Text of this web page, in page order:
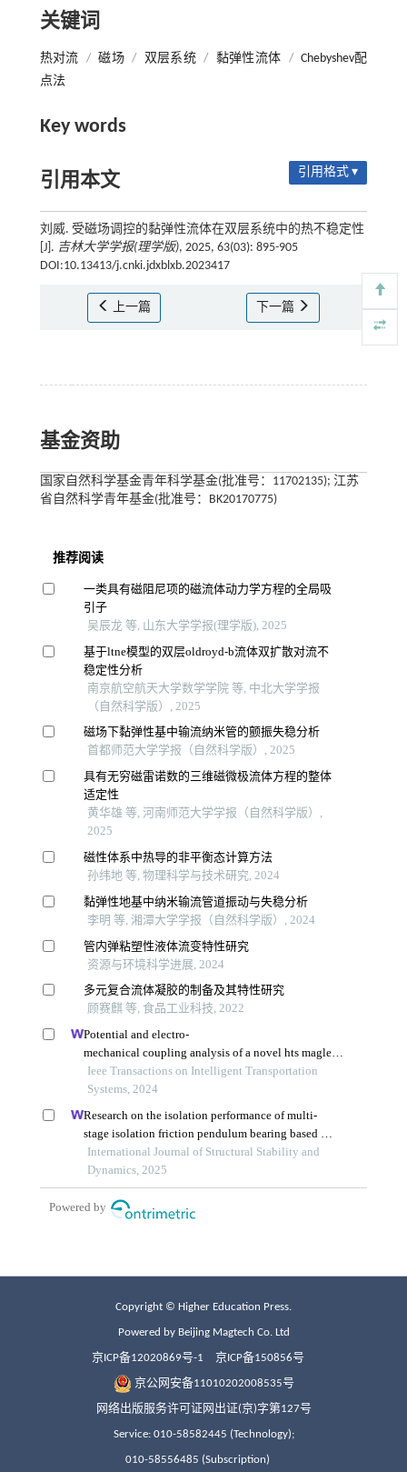
关键词
热对流 / 磁场 / 双层系统 / 黏弹性流体 / Chebyshev配
点法
Key words
引用本文 引用格式 ▾
刘威. 受磁场调控的黏弹性流体在双层系统中的热不稳定性
[J]. 吉林大学学报(理学版), 2025, 63(03): 895-905
DOI:10.13413/j.cnki.jdxblxb.2023417
上一篇 下一篇
基金资助
国家自然科学基金青年科学基金(批准号：11702135); 江苏
省自然科学青年基金(批准号：BK20170775)
Copyright © Higher Education Press.
Powered by Beijing Magtech Co. Ltd
京ICP备12020869号-1 京ICP备150856号
京公网安备11010202008535号
网络出版服务许可证网出证(京)字第127号
Service: 010-58582445 (Technology);
010-58556485 (Subscription)